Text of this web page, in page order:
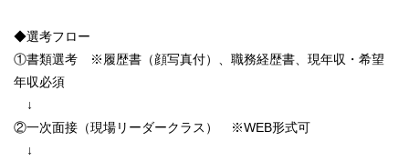
◆選考フロー
①書類選考 ※履歴書（顔写真付）、職務経歴書、現年収・希望
年収必須
↓
②一次面接（現場リーダークラス） ※WEB形式可
↓